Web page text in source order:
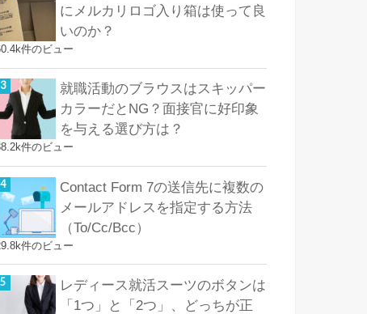
にメルカリロゴ入り箱は使って良
いのか？
件のビュー
就職活動のブラウスはスキッパー
カラーだとNG？面接官に好印象
を与える選び方は？
件のビュー
Contact Form 7の送信先に複数の
メールアドレスを指定する方法
（To/Cc/Bcc）
件のビュー
レディース就活スーツのボタンは
「1つ」と「2つ」、どっちが正